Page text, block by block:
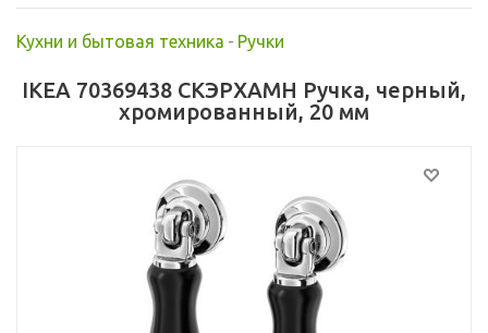
Кухни и бытовая техника - Ручки
IKEA 70369438 СКЭРХАМН Ручка, черный,
хромированный, 20 мм